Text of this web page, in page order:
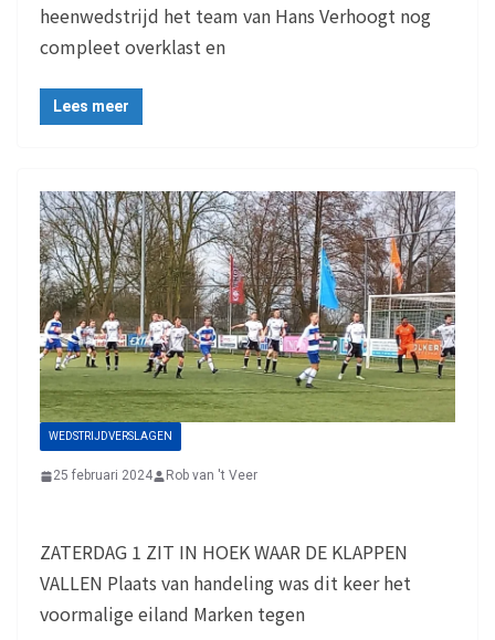
heenwedstrijd het team van Hans Verhoogt nog
compleet overklast en
Lees meer
WEDSTRIJDVERSLAGEN
25 februari 2024 Rob van 't Veer
ZATERDAG 1 ZIT IN HOEK WAAR DE KLAPPEN
VALLEN Plaats van handeling was dit keer het
voormalige eiland Marken tegen